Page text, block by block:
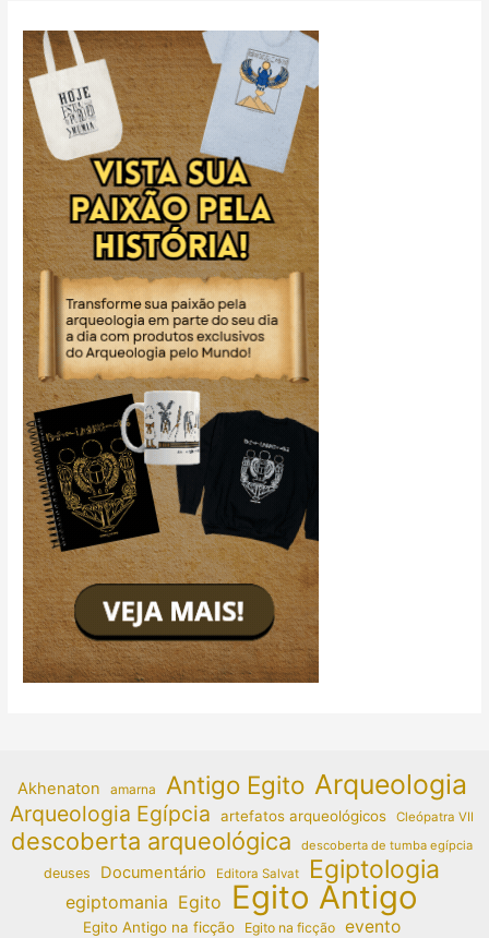
Akhenaton amarna Antigo Egito Arqueologia
Arqueologia Egípcia artefatos arqueológicos Cleópatra VII
descoberta arqueológica descoberta de tumba egípcia
deuses Documentário Editora Salvat Egiptologia
egiptomania Egito Egito Antigo
Egito Antigo na ficção Egito na ficção evento